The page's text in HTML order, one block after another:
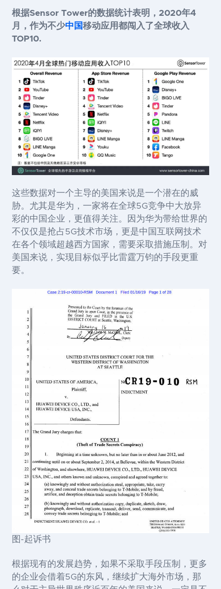
根据Sensor Tower的数据统计表明，2020年4
月，作为不少中国移动应用都闯入了全球收入
TOP10.
这些数据对一个主导的美国来说是一个潜在的威
胁。尤其是华为，一家将在全球5G竞争中大放异
彩的中国企业，更值得关注。因为华为带给世界的
不仅仅是抢占5G技术市场，更是中国互联网技术
在各个领域超越西方国家，需要采取措施压制。对
美国来说，实现目标似乎比雷霆万钧的手段更重
要。
图-起诉书
根据现有的发展趋势，如果不采取手段压制，更多
的企业会借着5G的东风，继续扩大海外市场，那